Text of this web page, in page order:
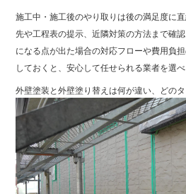
施工中・施工後のやり取りは後の満足度に
先や工程表の提示、近隣対策の方法まで確
になる点が出た場合の対応フローや費用負
しておくと、安心して任せられる業者を選べ
外壁塗装と外壁塗り替えは何が違い、どの